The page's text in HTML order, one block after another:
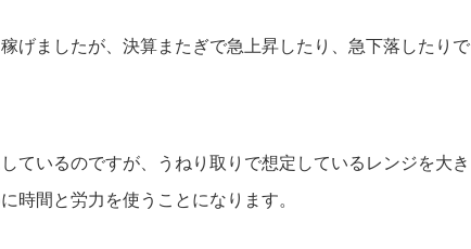
げましたが、決算またぎで急上昇したり、急下落したりで
ているのですが、うねり取りで想定しているレンジを大き
時間と労力を使うことになります。